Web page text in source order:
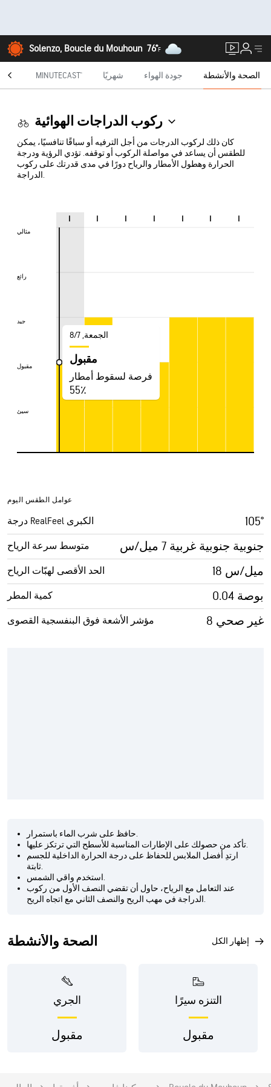
Solenzo, Boucle du Mouhoun 76°F
MINUTECAST® شهريًا جودة الهواء الصحة والأنشطة
ركوب الدراجات الهوائية
كان ذلك لركوب الدرجات من أجل الترفيه أو سباقًا تنافسيًا، يمكن
للطقس أن يساعد في مواصلة الركوب أو توقفه. تؤدي الرؤية ودرجة
الحرارة وهطول الأمطار والرياح دورًا في مدى قدرتك على ركوب
الدراجة.
مثالي
رائع
جيد
مقبول
سيئ
ا ا ا ا ا ا ا
مثالي
رائع
جيد
مقبول
سيئ
الجمعة, 7‏/‏8
مقبول
فرصة لسقوط أمطار
55٪
عوامل الطقس اليوم
درجة RealFeel الكبرى 105°
متوسط سرعة الرياح جنوبية جنوبية غربية 7 ميل/س
الحد الأقصى لهبّات الرياح 18 ميل/س
كمية المطر 0.04 بوصة
مؤشر الأشعة فوق البنفسجية القصوى 8 غير صحي
حافظ على شرب الماء باستمرار.
تأكد من حصولك على الإطارات المناسبة للأسطح التي ترتكز عليها.
ارتدِ أفضل الملابس للحفاظ على درجة الحرارة الداخلية للجسم
ثابتة.
استخدم واقي الشمس.
عند التعامل مع الرياح، حاول أن تقضي النصف الأول من ركوب
الدراجة في مهب الريح والنصف الثاني مع اتجاه الريح.
الصحة والأنشطة إظهار الكل
الجري
مقبول
التنزه سيرًا
مقبول